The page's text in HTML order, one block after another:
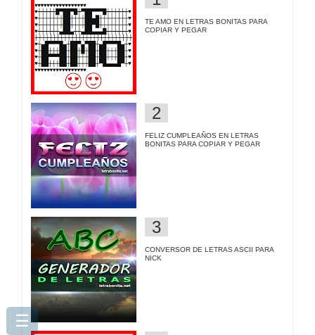
TE AMO EN LETRAS BONITAS PARA
COPIAR Y PEGAR
FELIZ CUMPLEAÑOS EN LETRAS
BONITAS PARA COPIAR Y PEGAR
CONVERSOR DE LETRAS ASCII PARA
NICK
☰